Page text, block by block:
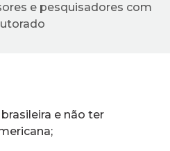
e pesquisadores com
e não ter